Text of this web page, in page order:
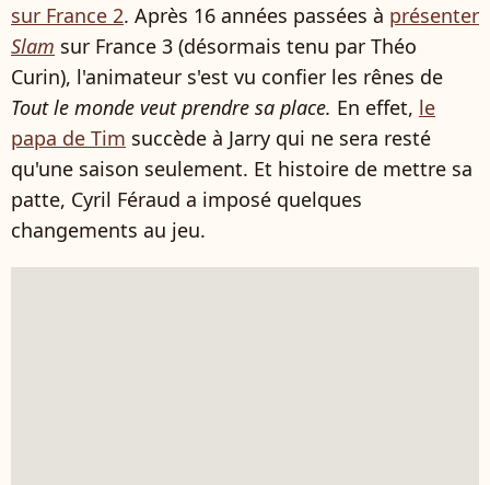
sur France 2. Après 16 années passées à présenter
Slam sur France 3 (désormais tenu par Théo
Curin), l'animateur s'est vu confier les rênes de
Tout le monde veut prendre sa place. En effet, le
papa de Tim succède à Jarry qui ne sera resté
qu'une saison seulement. Et histoire de mettre sa
patte, Cyril Féraud a imposé quelques
changements au jeu.